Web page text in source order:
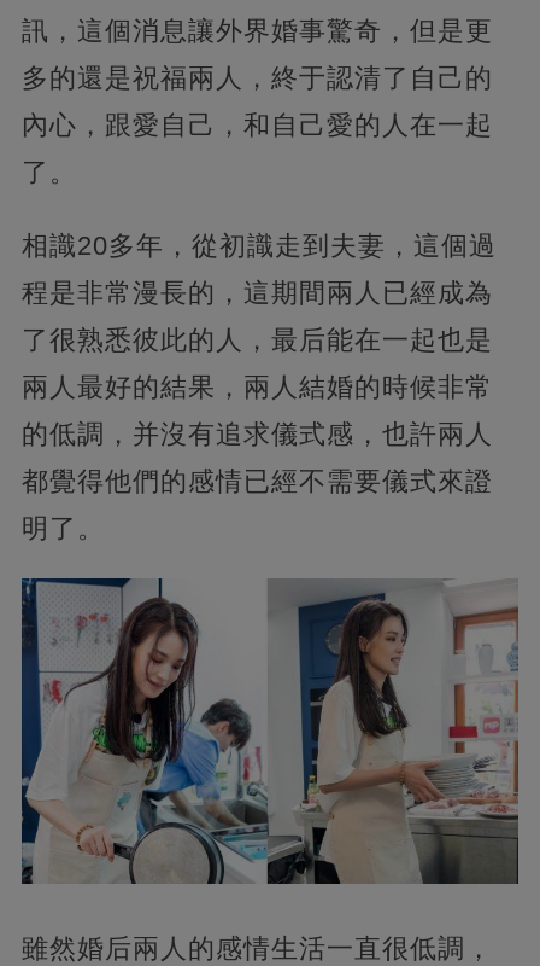
訊，這個消息讓外界婚事驚奇，但是更
多的還是祝福兩人，終于認清了自己的
內心，跟愛自己，和自己愛的人在一起
了。
相識20多年，從初識走到夫妻，這個過
程是非常漫長的，這期間兩人已經成為
了很熟悉彼此的人，最后能在一起也是
兩人最好的結果，兩人結婚的時候非常
的低調，并沒有追求儀式感，也許兩人
都覺得他們的感情已經不需要儀式來證
明了。
雖然婚后兩人的感情生活一直很低調，